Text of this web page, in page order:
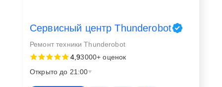
Сервисный центр Thunderobot
Ремонт техники Thunderobot
4,93000+ оценок
Открыто до 21:00